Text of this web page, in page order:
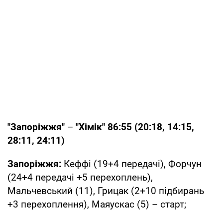
"Запоріжжя" – "Хімік" 86:55 (20:18, 14:15,
28:11, 24:11)
Запоріжжя: Кеффі (19+4 передачі), Форчун
(24+4 передачі +5 перехоплень),
Мальчевський (11), Грицак (2+10 підбирань
+3 перехоплення), Маяускас (5) – старт;